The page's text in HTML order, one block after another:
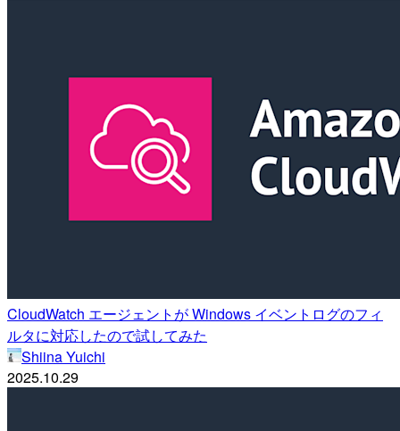
CloudWatch エージェントが Windows イベントログのフィ
ルタに対応したので試してみた
Shiina Yuichi
2025.10.29